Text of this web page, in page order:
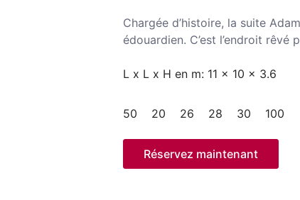
Chargée d’histoire, la suite
édouardien. C’est l’endroit
L x L x H en m: 11 x 10 x 3.6
50 20 26 28 30 100
Réservez maintenant